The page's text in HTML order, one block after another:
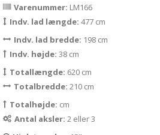
Varenummer: LM166
Indv. lad længde: 477 cm
Indv. lad bredde: 198 cm
Indv. højde: 38 cm
Totallængde: 620 cm
Totalbredde: 210 cm
Totalhøjde: cm
Antal aksler: 2 eller 3